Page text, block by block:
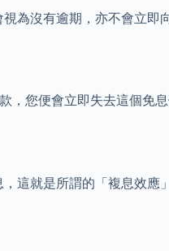
為沒有逾期，亦不會立即
，您便會立即失去這個免
這就是所謂的「複息效應